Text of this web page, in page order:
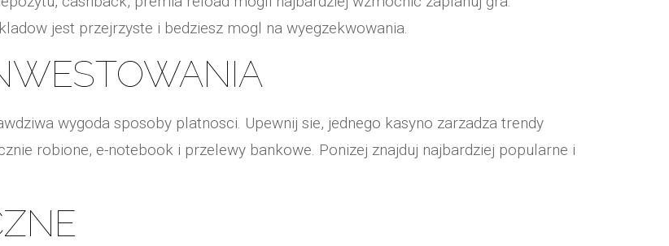
jest przejrzyste i bedziesz mogl na wyegzekwowania.
wygoda sposoby platnosci. Upewnij sie, jednego kasyno zarzadza trendy
robione, e-notebook i przelewy bankowe. Ponizej znajduj najbardziej popularne i